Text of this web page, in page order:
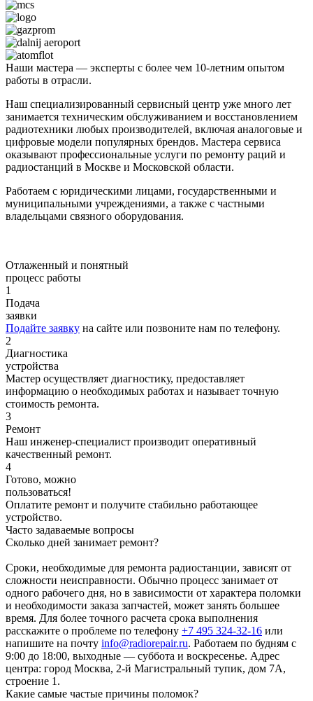
Наши мастера — эксперты с более чем 10-летним опытом
работы в отрасли.
Наш специализированный сервисный центр уже много лет
занимается техническим обслуживанием и восстановлением
радиотехники любых производителей, включая аналоговые и
цифровые модели популярных брендов. Мастера сервиса
оказывают профессиональные услуги по ремонту раций и
радиостанций в Москве и Московской области.
Работаем с юридическими лицами, государственными и
муниципальными учреждениями, а также с частными
владельцами связного оборудования.
Отлаженный и понятный
процесс работы
1
Подача
заявки
Подайте заявку на сайте или позвоните нам по телефону.
2
Диагностика
устройства
Мастер осуществляет диагностику, предоставляет
информацию о необходимых работах и называет точную
стоимость ремонта.
3
Ремонт
Наш инженер-специалист производит оперативный
качественный ремонт.
4
Готово, можно
пользоваться!
Оплатите ремонт и получите стабильно работающее
устройство.
Часто задаваемые вопросы
Сколько дней занимает ремонт?
Сроки, необходимые для ремонта радиостанции, зависят от
сложности неисправности. Обычно процесс занимает от
одного рабочего дня, но в зависимости от характера поломки
и необходимости заказа запчастей, может занять большее
время. Для более точного расчета срока выполнения
расскажите о проблеме по телефону +7 495 324-32-16 или
напишите на почту info@radiorepair.ru. Работаем по будням с
9:00 до 18:00, выходные — суббота и воскресенье. Адрес
центра: город Москва, 2-й Магистральный тупик, дом 7А,
строение 1.
Какие самые частые причины поломок?